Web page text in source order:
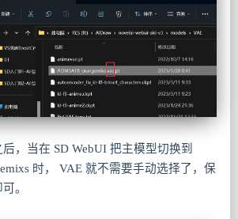
，当在 SD WebUI 把主模型切换到
时， VAE 就不需要手动选择了，保
。